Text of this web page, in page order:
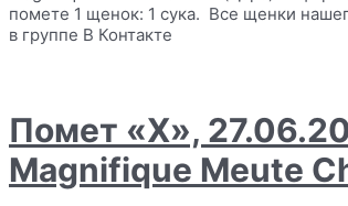
Fiction
помете 1 щенок: 1 сука. Все щенки
в группе В Контакте
Помет «Х»,
Magnifique Meute